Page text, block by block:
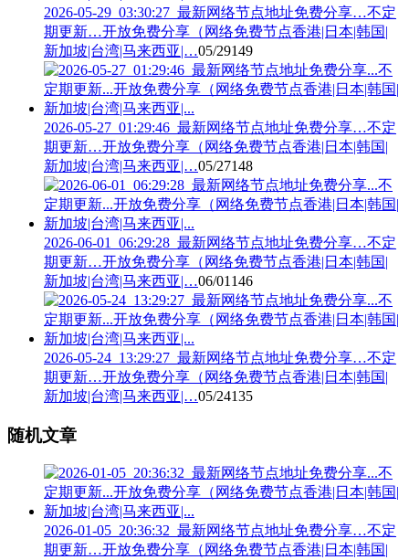
2026-05-29_03:30:27_最新网络节点地址免费分享…不定
期更新…开放免费分享（网络免费节点香港|日本|韩国|
新加坡|台湾|马来西亚|…05/29149
2026-05-27_01:29:46_最新网络节点地址免费分享…不定
期更新…开放免费分享（网络免费节点香港|日本|韩国|
新加坡|台湾|马来西亚|…05/27148
2026-06-01_06:29:28_最新网络节点地址免费分享…不定
期更新…开放免费分享（网络免费节点香港|日本|韩国|
新加坡|台湾|马来西亚|…06/01 146
2026-05-24_13:29:27_最新网络节点地址免费分享…不定
期更新…开放免费分享（网络免费节点香港|日本|韩国|
新加坡|台湾|马来西亚|…05/24135
随机文章
2026-01-05_20:36:32_最新网络节点地址免费分享…不定
期更新…开放免费分享（网络免费节点香港|日本|韩国|